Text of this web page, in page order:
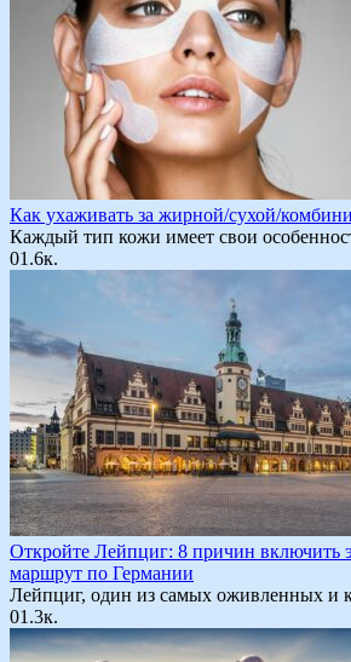
Как ухаживать за жирной/сухой/
Каждый тип кожи имеет свои
01.6к.
Откройте Лейпциг: 8 причин включить
маршрут по Германии
Лейпциг, один из самых оживленных и
01.3к.